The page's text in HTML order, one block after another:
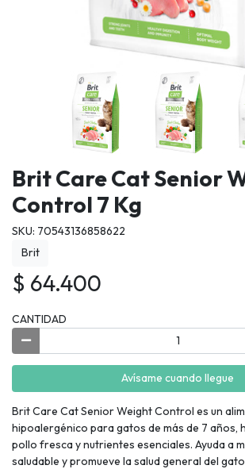
Brit Care Cat Senior
Control 7 Kg
SKU: 70543136858622
Brit
$ 64.400
CANTIDAD
Avísame cuando llegue
Brit Care Cat Senior Weight Control es un
hipoalergénico para gatos de más de 7 años,
pollo fresca y nutrientes esenciales. Ayuda a
saludable y promueve la salud general del